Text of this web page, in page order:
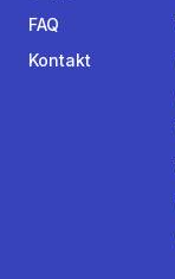
FAQ
Kontakt